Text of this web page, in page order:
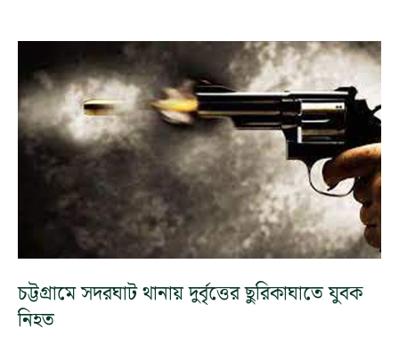
চট্টগ্রামে সদরঘাট থানায় দুর্বৃত্তের ছুরিকাঘাতে যুবক
নিহত